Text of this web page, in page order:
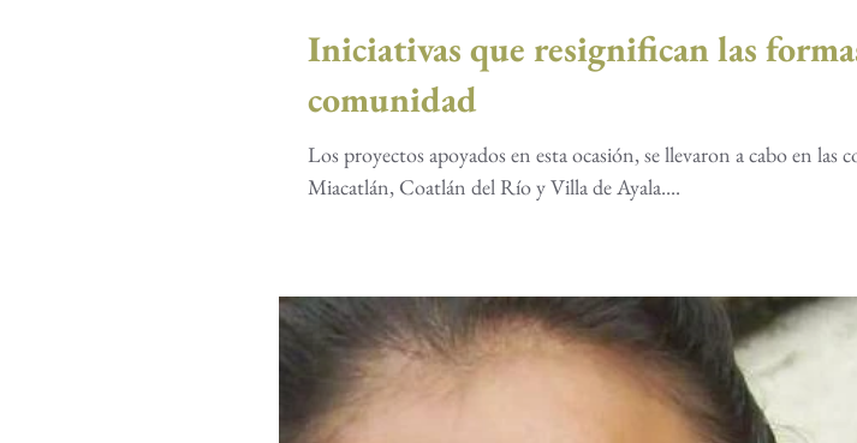
Iniciativas que resignifican las
comunidad
Los proyectos apoyados en esta ocasión, se llevaron a cabo en las
Miacatlán, Coatlán del Río y Villa de Ayala....